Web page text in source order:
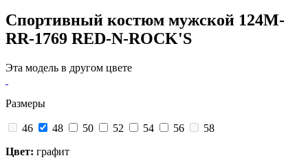
Спортивный костюм мужской 124M-
RR-1769 RED-N-ROCK'S
Эта модель в другом цвете
Размеры
46 48 50 52 54 56
58
Цвет: графит